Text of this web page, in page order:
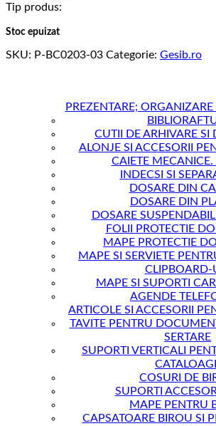
Tip produs:
Stoc epuizat
SKU: P-BC0203-03 Categorie: Gesib.ro
PREZENTARE; ORGANIZARE
CUTII DE ARHIVARE SI
ALONJE SI ACCESORII
CAIETE MECANICE.
INDECSI SI
DOSARE DIN
DOSARE DIN
DOSARE
FOLII PROTECTIE
MAPE PROTECTIE
MAPE SI SERVIETE
CLIPBOARD-
MAPE SI SUPORTI
AGENDE
ARTICOLE SI ACCESORII
TAVITE PENTRU
SERTARE
SUPORTI VERTICALI
COSURI DE
SUPORTI
MAPE PENTRU
CAPSATOARE BIROU SI